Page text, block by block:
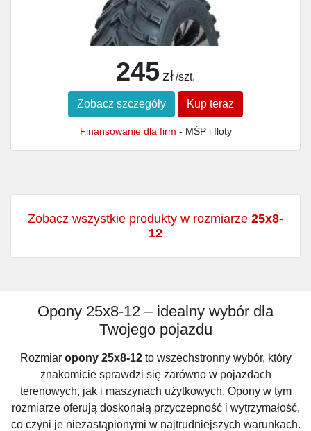
245 zł /szt.
Zobacz szczegóły Kup teraz
Finansowanie dla firm - MŚP i floty
Zobacz wszystkie produkty w rozmiarze 25x8-
12
Opony 25x8-12 – idealny wybór dla
Twojego pojazdu
Rozmiar opony 25x8-12to wszechstronny wybór, który
znakomicie sprawdzi się zarówno w pojazdach
terenowych, jak i maszynach użytkowych. Opony w tym
rozmiarze oferują doskonałą przyczepność i wytrzymałość,
co czyni je niezastąpionymi w najtrudniejszych warunkach.